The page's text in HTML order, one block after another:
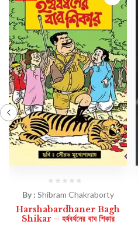
By : Shibram Chakraborty
Harshabardhaner Bagh
Shikar – হর্ষবর্ধনের বাঘ শিকার